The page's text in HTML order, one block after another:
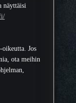
näyttäisi
Jos
ota meihin